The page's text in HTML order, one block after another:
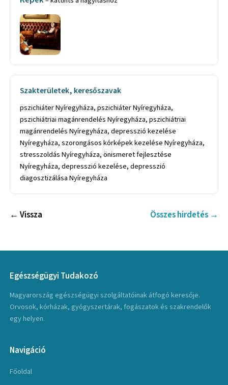
Szakterületek, keresőszavak
pszichiáter Nyíregyháza, pszichiáter Nyíregyháza,
pszichiátriai magánrendelés Nyíregyháza, pszichiátriai
magánrendelés Nyíregyháza, depresszió kezelése
Nyíregyháza, szorongásos kórképek kezelése Nyíregyháza,
stresszoldás Nyíregyháza, önismeret fejlesztése
Nyíregyháza, depresszió kezelése, depresszió
diagosztizálása Nyíregyháza
← Vissza Összes hirdetés →
Egészségügyi Tudakozó
Magyarország egészségügyi szolgáltatóinak átfogó keresője.
Orvosok, kórházak, gyógyszertárak, fogászatok és szakrendelők
egy helyen.
Navigáció
Főoldal